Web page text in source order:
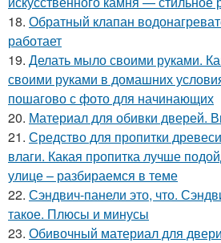
18. Обратный клапан
работает
19. Делать мыло своими руками.
своими руками в домашних
пошагово с фото для начинающих
20. Материал для обивки дверей.
21. Средство для пропитки
влаги. Какая пропитка лучше
улице – разбираемся в теме
22. Сэндвич-панели это, что.
такое. Плюсы и минусы
23. Обивочный материал для